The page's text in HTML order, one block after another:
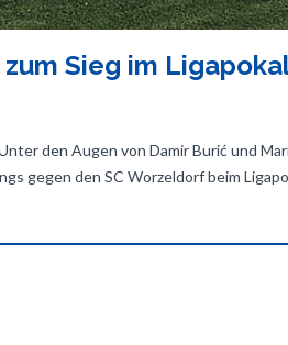
Sieg im
den Augen von Damir Burić und
gegen den SC Worzeldorf beim